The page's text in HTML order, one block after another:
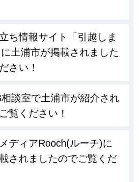
ち情報サイト「引越しま
土浦市が掲載されました
さい！
談室で土浦市が紹介され
覧ください！
ディアRooch(ルーチ)に
されましたのでご覧くだ